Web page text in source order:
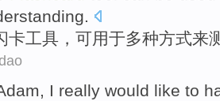
.
卡工具 ， 可用于多种方式来
I really would like to